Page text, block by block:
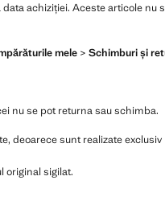
achiziției. Aceste articole nu
mele > Schimburi și
nu se pot returna sau schimba.
deoarece sunt realizate
original sigilat.